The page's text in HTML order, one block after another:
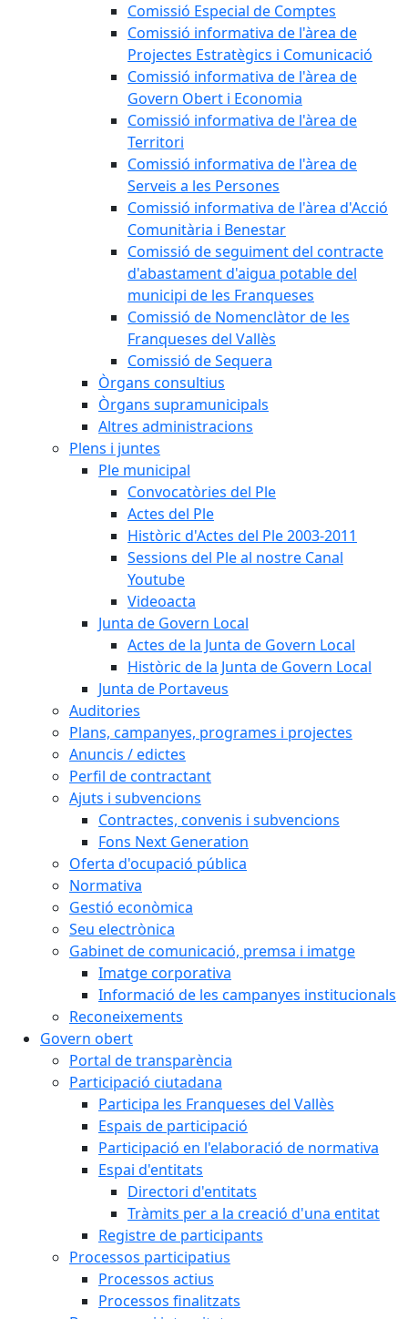
Comissió Especial de Comptes
Comissió informativa de l'àrea de
Projectes Estratègics i Comunicació
Comissió informativa de l'àrea de
Govern Obert i Economia
Comissió informativa de l'àrea de
Territori
Comissió informativa de l'àrea de
Serveis a les Persones
Comissió informativa de l'àrea d'Acció
Comunitària i Benestar
Comissió de seguiment del contracte
d'abastament d'aigua potable del
municipi de les Franqueses
Comissió de Nomenclàtor de les
Franqueses del Vallès
Comissió de Sequera
Òrgans consultius
Òrgans supramunicipals
Altres administracions
Plens i juntes
Ple municipal
Convocatòries del Ple
Actes del Ple
Històric d'Actes del Ple 2003-2011
Sessions del Ple al nostre Canal
Youtube
Videoacta
Junta de Govern Local
Actes de la Junta de Govern Local
Històric de la Junta de Govern Local
Junta de Portaveus
Auditories
Plans, campanyes, programes i projectes
Anuncis / edictes
Perfil de contractant
Ajuts i subvencions
Contractes, convenis i subvencions
Fons Next Generation
Oferta d'ocupació pública
Normativa
Gestió econòmica
Seu electrònica
Gabinet de comunicació, premsa i imatge
Imatge corporativa
Informació de les campanyes institucionals
Reconeixements
Govern obert
Portal de transparència
Participació ciutadana
Participa les Franqueses del Vallès
Espais de participació
Participació en l'elaboració de normativa
Espai d'entitats
Directori d'entitats
Tràmits per a la creació d'una entitat
Registre de participants
Processos participatius
Processos actius
Processos finalitzats